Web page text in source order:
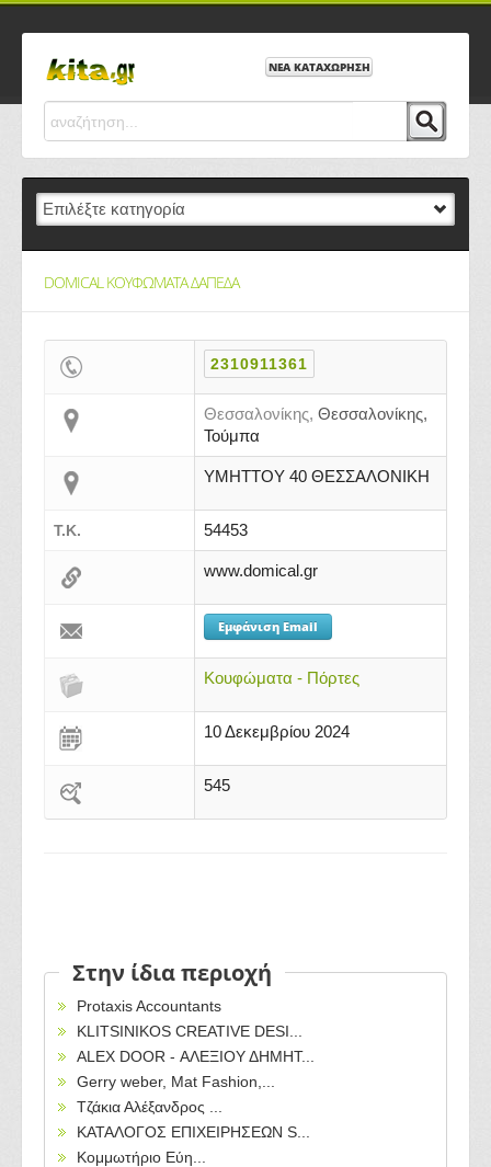
ΝΕΑ ΚΑΤΑΧΩΡΗΣΗ
DOMICAL ΚΟΥΦΩΜΑΤΑ ΔΑΠΕΔΑ
2310911361
Θεσσαλονίκης, Θεσσαλονίκης,
Τούμπα
ΥΜΗΤΤΟΥ 40 ΘΕΣΣΑΛΟΝΙΚΗ
Τ.Κ. 54453
www.domical.gr
Εμφάνιση Email
Κουφώματα - Πόρτες
10 Δεκεμβρίου 2024
545
Στην ίδια περιοχή
Protaxis Accountants
KLITSINIKOS CREATIVE DESI...
ALEX DOOR - ΑΛΕΞΙΟΥ ΔΗΜΗΤ...
Gerry weber, Mat Fashion,...
Τζάκια Αλέξανδρος ...
ΚΑΤΑΛΟΓΟΣ ΕΠΙΧΕΙΡΗΣΕΩΝ S...
Κομμωτήριο Εύη...